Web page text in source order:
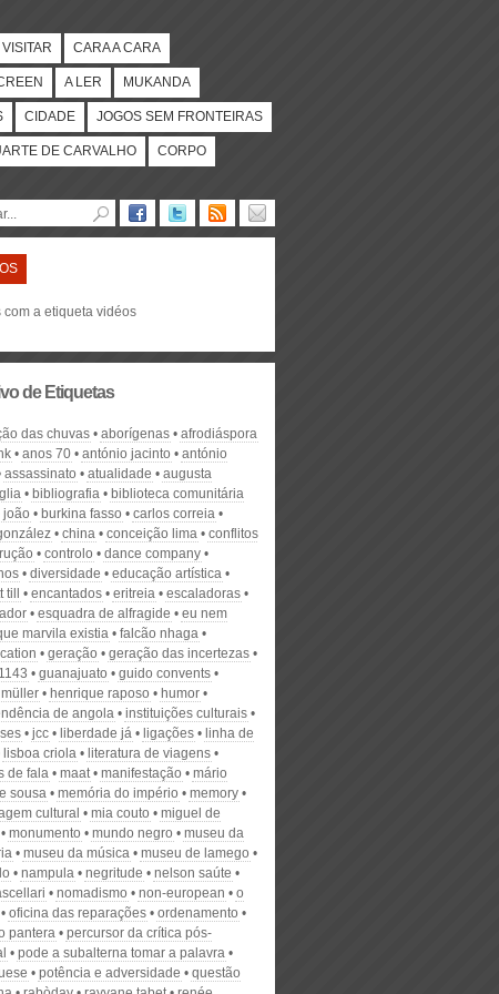
CARA A CARA
A LER MUKANDA
CIDADE JOGOS SEM FRONTEIRAS
DE CARVALHO CORPO
com a etiqueta vidéos
de Etiquetas
das chuvas aborígenas
afrodiáspora
anos 70 antónio jacinto
antónio
assassinato atualidade
augusta
bibliografia
biblioteca comunitária
joão
burkina fasso
carlos correia
china conceição lima
conflitos
controlo
dance company
diversidade
educação artística
encantados eritreia
escaladoras
esquadra de alfragide
eu nem
marvila existia
falcão nhaga
geração
geração das incertezas
guanajuato
guido convents
henrique raposo
humor
de angola
instituições culturais
jcc liberdade já ligações
linha de
lisboa criola
literatura de viagens
de fala
maat manifestação
mário
sousa
memória do império
memory
cultural
mia couto
miguel de
monumento mundo negro
museu da
museu da música
museu de lamego
nampula negritude
nelson saúte
nomadismo non-european
o
oficina das reparações
ordenamento
pantera
percursor da crítica pós-
pode a subalterna tomar a palavra
potência e adversidade
questão